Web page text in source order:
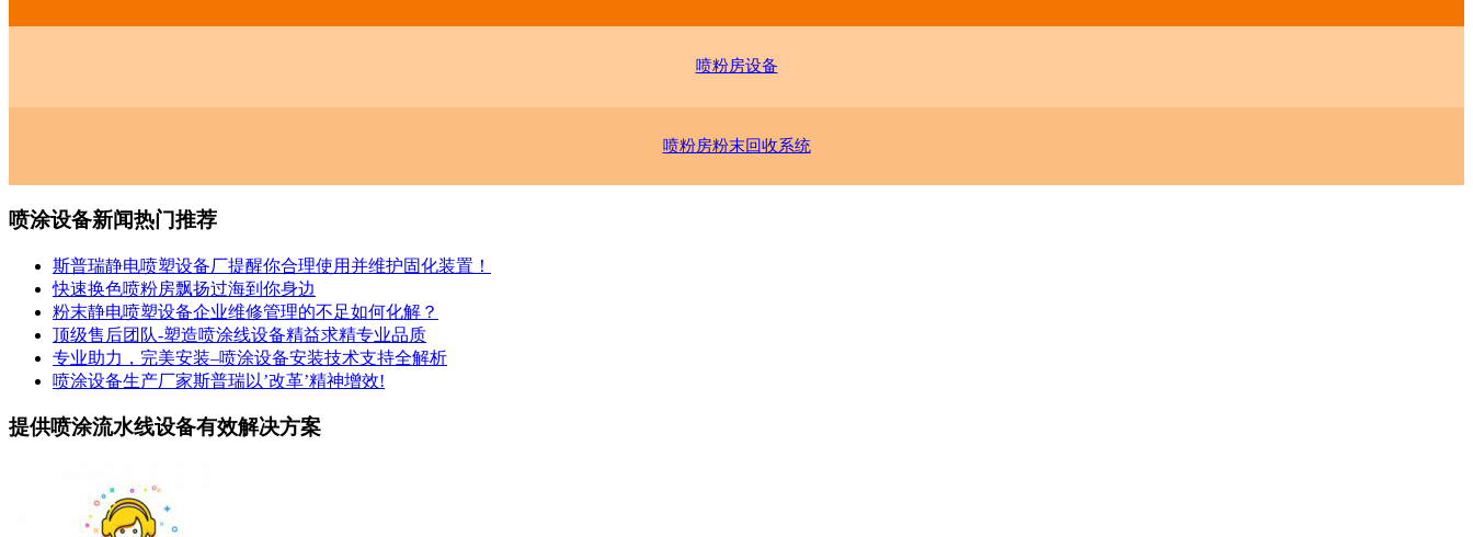
喷粉房设备
喷粉房粉末回收系统
喷涂设备新闻热门推荐
斯普瑞静电喷塑设备厂提醒你合理使用并维护固化装置！
快速换色喷粉房飘扬过海到你身边
粉末静电喷塑设备企业维修管理的不足如何化解？
顶级售后团队-塑造喷涂线设备精益求精专业品质
专业助力，完美安装–喷涂设备安装技术支持全解析
喷涂设备生产厂家斯普瑞以’改革’精神增效!
提供喷涂流水线设备有效解决方案